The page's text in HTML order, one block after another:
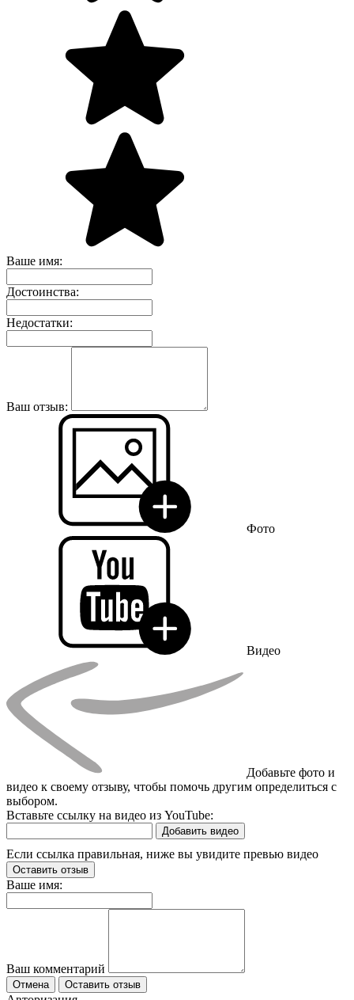
Ваше имя:
Достоинства:
Недостатки:
Ваш отзыв:
Фото
Видео
Добавьте фото и
видео к своему отзыву, чтобы помочь другим определиться с
выбором.
Вставьте ссылку на видео из YouTube:
Добавить видео
Если ссылка правильная, ниже вы увидите превью видео
Оставить отзыв
Ваше имя:
Ваш комментарий
Отмена Оставить отзыв